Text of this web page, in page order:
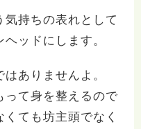
気持ちの表れとして
ッドにします。
ありませんよ。
って身を整えるので
ても坊主頭でなく